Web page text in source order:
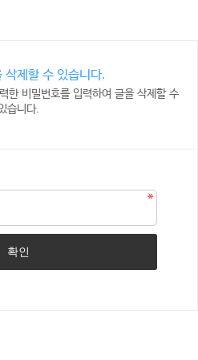
삭제할 수 있습니다.
한 비밀번호를 입력하여 글을 삭제할 수
습니다.